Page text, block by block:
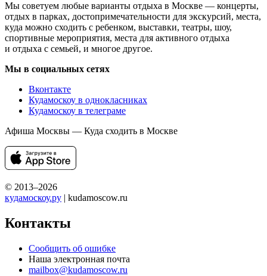
Мы советуем любые варианты отдыха в Москве — концерты,
отдых в парках, достопримечательности для экскурсий, места,
куда можно сходить с ребенком, выставки, театры, шоу,
спортивные мероприятия, места для активного отдыха
и отдыха с семьей, и многое другое.
Мы в социальных сетях
Вконтакте
Кудамоскоу в однокласниках
Кудамоскоу в телеграме
Афиша Москвы — Куда сходить в Москве
© 2013–2026
кудамоскоу.ру | kudamoscow.ru
Контакты
Сообщить об ошибке
Наша электронная почта
mailbox@kudamoscow.ru